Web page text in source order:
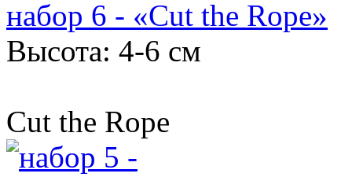
набор 6 - «Cut the Rope»
Высота: 4-6 см
Cut the Rope